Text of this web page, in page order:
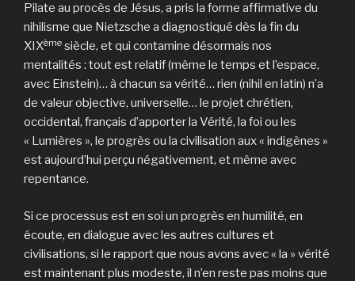
Pilate au procès de Jésus, a pris la forme affirmative du
nihilisme que Nietzsche a diagnostiqué dès la fin du
XIXème siècle, et qui contamine désormais nos
mentalités : tout est relatif (même le temps et l’espace,
avec Einstein)… à chacun sa vérité… rien (nihil en latin) n’a
de valeur objective, universelle… le projet chrétien,
occidental, français d’apporter la Vérité, la foi ou les
« Lumières », le progrès ou la civilisation aux « indigènes »
est aujourd’hui perçu négativement, et même avec
repentance.
Si ce processus est en soi un progrès en humilité, en
écoute, en dialogue avec les autres cultures et
civilisations, si le rapport que nous avons avec « la » vérité
est maintenant plus modeste, il n’en reste pas moins que